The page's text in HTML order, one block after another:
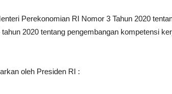
Perekonomian RI Nomor 3 Tahun 2020
2020 tentang pengembangan kompetensi
oleh Presiden RI :